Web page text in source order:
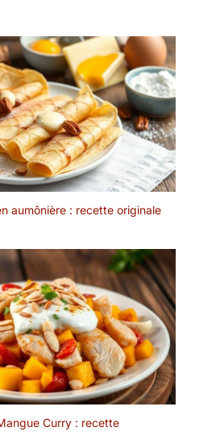
DESIGN: L'ensemble
d'assiettes est d'un
blanc éclatant avec une
forme rectangulaire
ergonomique et un
rebord étroit. Les rebords
empêchent les
déversements, gardent le
comptoir et la table
propres. Cadeau idéal
pour la fête des mères, la
emballage bien conçu
protège la vaisselle en
toute sécurité pendant le
transport. Nous vous
offrirons un
remplacement gratuit si
les assiettes
rectangulaires arrivent
cassés
aumônière : recette originale
Curry : recette